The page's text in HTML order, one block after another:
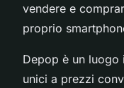
vendere e
proprio
Depop è un
unici a prezzi